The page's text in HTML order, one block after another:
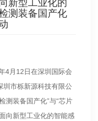
新型工业化的
测装备国产化
4月12日在深圳国际会
圳市栎新源科技有限公
测装备国产化”与“芯片
向新型工业化的智能感